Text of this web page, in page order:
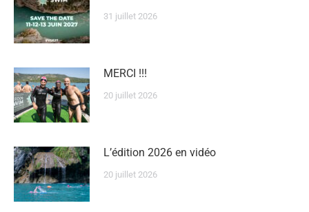
31 juillet 2026
MERCI !!!
20 juillet 2026
L’édition 2026 en vidéo
20 juillet 2026